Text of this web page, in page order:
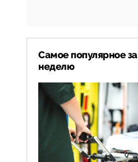
Самое популярное за
неделю